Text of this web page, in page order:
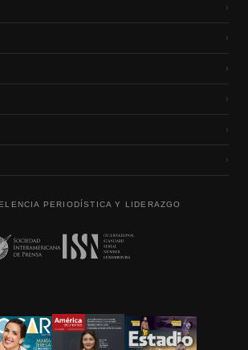
›
›
›
›
›
›
PERIODÍSTICA Y LIDERAZGO